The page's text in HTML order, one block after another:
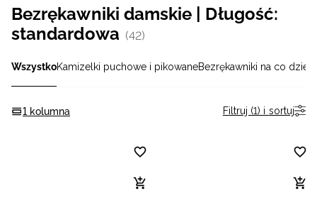
Bezrękawniki damskie | Długość:
standardowa (42)
WszystkoKamizelki puchowe i pikowaneBezrękawniki na co dzień
1 kolumna Filtruj (1) i sortuj
Angielski / USD